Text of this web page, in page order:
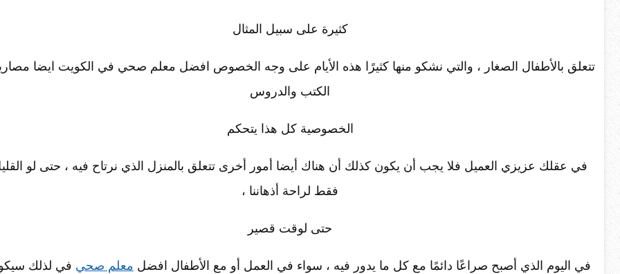
كثيرة على سبيل المثال
تتعلق بالأطفال الصغار ، والتي نشكو منها كثيرًا هذه الأيام على وجه الخصوص افضل معلم صحي في الكويت ايضا
الكتب والدروس
الخصوصية كل هذا يتحكم
في عقلك عزيزي العميل فلا يجب أن يكون كذلك أن هناك أيضا أمور أخرى تتعلق بالمنزل الذي نرتاح فيه ، حتى لو
فقط لراحة أذهاننا ،
حتى لوقت قصير
في اليوم الذي أصبح صراعًا دائمًا مع كل ما يدور فيه ، سواء في العمل أو مع الأطفال افضل معلم صحي في لذلك